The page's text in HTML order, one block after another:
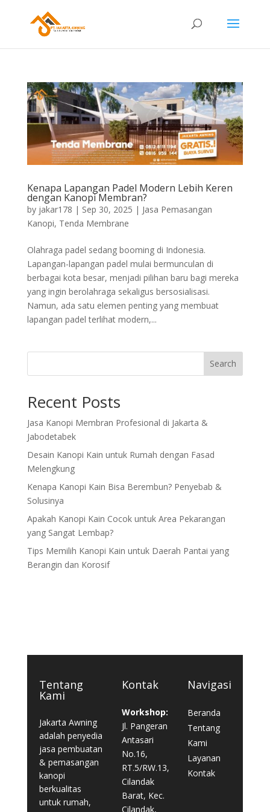
Kenapa Lapangan Padel Modern Lebih Keren
dengan Kanopi Membran?
by jakar178 | Sep 30, 2025 | Jasa Pemasangan
Kanopi, Tenda Membrane
Olahraga padel sedang booming di Indonesia.
Lapangan-lapangan padel mulai bermunculan di
berbagai kota besar, menjadi pilihan baru bagi mereka
yang ingin berolahraga sekaligus bersosialisasi.
Namun, ada satu elemen penting yang membuat
lapangan padel terlihat modern,...
Search
Recent Posts
Jasa Kanopi Membran Profesional di Jakarta &
Jabodetabek
Desain Kanopi Kain untuk Rumah dengan Fasad
Melengkung
Kenapa Kanopi Kain Bisa Berembun? Penyebab &
Solusinya
Apakah Kanopi Kain Cocok untuk Area Pekarangan
yang Sangat Lembap?
Tips Memilih Kanopi Kain untuk Daerah Pantai yang
Berangin dan Korosif
Tentang
Kami
Jakarta Awning
adalah penyedia
jasa pembuatan
& pemasangan
kanopi
berkualitas
untuk rumah,
Kontak
Workshop:
Jl. Pangeran
Antasari
No.16,
RT.5/RW.13,
Cilandak
Barat, Kec.
Cilandak,
Navigasi
Beranda
Tentang
Kami
Layanan
Kontak